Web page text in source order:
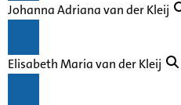
Johanna Adriana van der Kleij
Elisabeth Maria van der Kleij